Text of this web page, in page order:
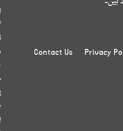
Privacy
Contact Us